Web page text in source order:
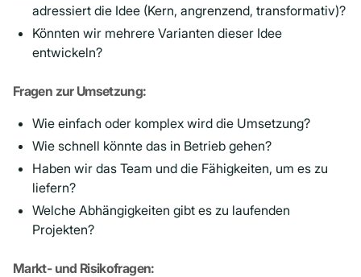
adressiert die Idee (Kern, angrenzend, transformativ)?
Könnten wir mehrere Varianten dieser Idee
entwickeln?
Fragen zur Umsetzung:
Wie einfach oder komplex wird die Umsetzung?
Wie schnell könnte das in Betrieb gehen?
Haben wir das Team und die Fähigkeiten, um es zu
liefern?
Welche Abhängigkeiten gibt es zu laufenden
Projekten?
Markt- und Risikofragen: